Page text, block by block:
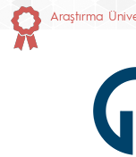
Araştırma